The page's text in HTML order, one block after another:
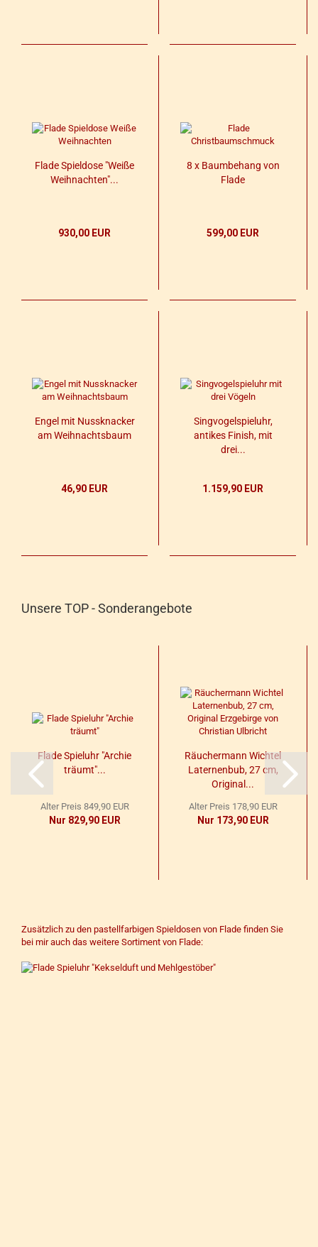
Flade Spiel­do­se "Weiße
Weih­nach­ten"...
930,00 EUR
8 x Baum­be­hang von
Flade
599,00 EUR
Engel mit Nuss­kna­cker
am Weih­nachts­baum
46,90 EUR
Sing­vo­gel­spiel­uhr,
an­ti­kes Fi­nish, mit
drei...
1.159,90 EUR
Unsere TOP - Sonderangebote
Flade Spiel­uhr "Ar­chie
träumt"...
Alter Preis 849,90 EUR
Nur 829,90 EUR
Räu­cher­mann Wich­tel
La­ter­nen­bub, 27 cm,
Ori­gi­nal...
Alter Preis 178,90 EUR
Nur 173,90 EUR
Zusätzlich zu den pastellfarbigen Spieldosen von Flade finden Sie
bei mir auch das weitere Sortiment von Flade: